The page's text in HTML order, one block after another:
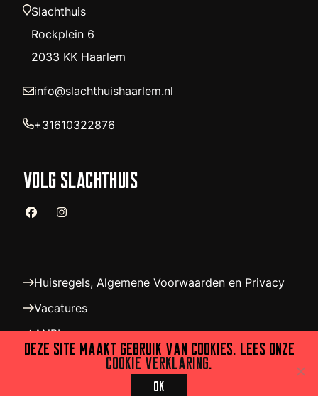
Slachthuis
Rockplein 6
2033 KK Haarlem
info@slachthuishaarlem.nl
+31610322876
VOLG SLACHTHUIS
Huisregels, Algemene Voorwaarden en Privacy
Vacatures
ANBI
Schrijf je in voor de nieuwsbrief!
Deze site maakt gebruik van cookies. Lees onze
cookie verklaring
Ok